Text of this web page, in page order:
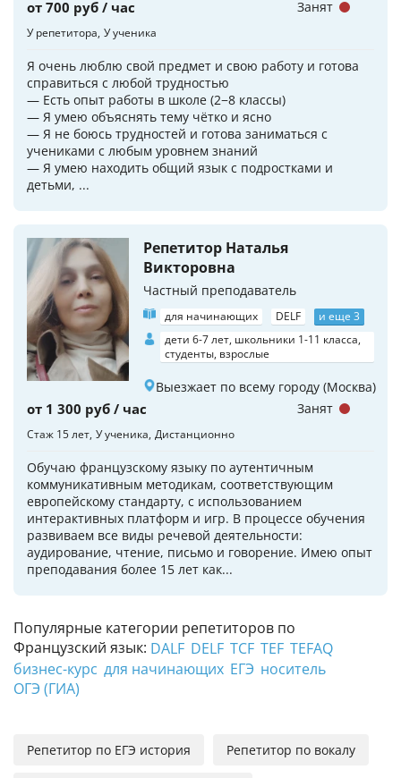
Популярные категории репетиторов по
Французский язык: DALF DELF TCF TEF TEFAQ
бизнес-курс для начинающих ЕГЭ носитель
ОГЭ (ГИА)
от 700 руб / час
У репетитора У ученика
Я очень люблю свой предмет и свою работу и готова
справиться с любой трудностью
— Есть опыт работы в школе (2−8 классы)
— Я умею объяснять тему чётко и ясно
— Я не боюсь трудностей и готова заниматься с
учениками с любым уровнем знаний
— Я умею находить общий язык с подростками и
детьми, ...
Занят
Репетитор Наталья
Викторовна
Частный преподаватель
для начинающих DELF
и еще 3
дети 6-7 лет, школьники 1-11 класса,
студенты, взрослые
Выезжает по всему городу (Москва)
от 1 300 руб / час
Стаж 15 лет У ученика Дистанционно
Обучаю французскому языку по аутентичным
коммуникативным методикам, соответствующим
европейскому стандарту, с использованием
интерактивных платформ и игр. В процессе обучения
развиваем все виды речевой деятельности:
аудирование, чтение, письмо и говорение. Имею опыт
преподавания более 15 лет как...
Занят
Репетитор по ЕГЭ история Репетитор по вокалу